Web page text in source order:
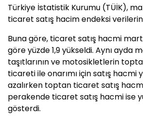
Türkiye İstatistik Kurumu (TÜİK),
ticaret satış hacim endeksi verilerini
Buna göre, ticaret satış hacmi
göre yüzde 1,9 yükseldi. Aynı ayda
taşıtlarının ve motosikletlerin
ticareti ile onarımı için satış hacmi
azalırken toptan ticaret satış
perakende ticaret satış hacmi ise
gösterdi.